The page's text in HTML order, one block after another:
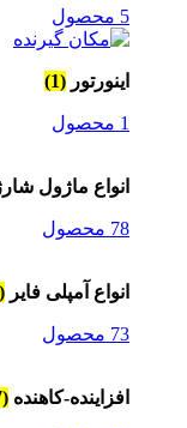
5 محصول
اینورتور (1)
1 محصول
انواع ماژول
78 محصول
انواع آمپلی فایر (73)
73 محصول
افزاینده-کاهنده (27)